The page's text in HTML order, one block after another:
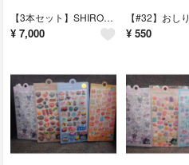
【3本セット】SHIRORU クリスタルホイップ ブラック 洗顔料 120g×3
¥ 7,000 ¥ 550